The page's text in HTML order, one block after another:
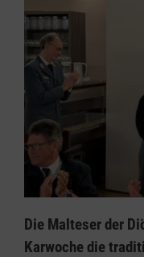
Die Malteser der
Karwoche die